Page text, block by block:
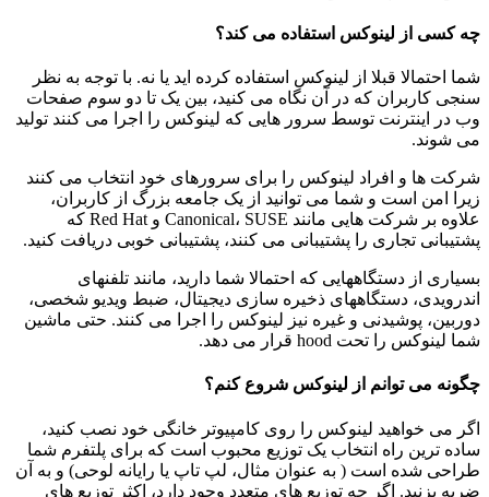
چه کسی از لینوکس استفاده می کند؟
شما احتمالا قبلا از لینوکس استفاده کرده اید یا نه. با توجه به نظر
سنجی کاربران که در آن نگاه می کنید، بین یک تا دو سوم صفحات
وب در اینترنت توسط سرور هایی که لینوکس را اجرا می کنند تولید
می شوند.
شرکت ها و افراد لینوکس را برای سرورهای خود انتخاب می کنند
زیرا امن است و شما می توانید از یک جامعه بزرگ از کاربران،
علاوه بر شرکت هایی مانند Canonical، SUSE و Red Hat که
پشتیبانی تجاری را پشتیبانی می کنند، پشتیبانی خوبی دریافت کنید.
بسیاری از دستگاههایی که احتمالا شما دارید، مانند تلفنهای
اندرویدی، دستگاههای ذخیره سازی دیجیتال، ضبط ویدیو شخصی،
دوربین، پوشیدنی و غیره نیز لینوکس را اجرا می کنند. حتی ماشین
شما لینوکس را تحت hood قرار می دهد.
چگونه می توانم از لینوکس شروع کنم؟
اگر می خواهید لینوکس را روی کامپیوتر خانگی خود نصب کنید،
ساده ترین راه انتخاب یک توزیع محبوب است که برای پلتفرم شما
طراحی شده است ( به عنوان مثال، لپ تاپ یا رایانه لوحی) و به آن
ضربه بزنید. اگر چه توزیع های متعدد وجود دارد، اکثر توزیع های